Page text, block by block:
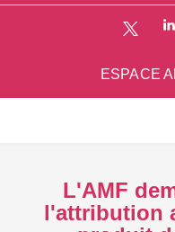
ESPACE
L'AMF
l'attribution